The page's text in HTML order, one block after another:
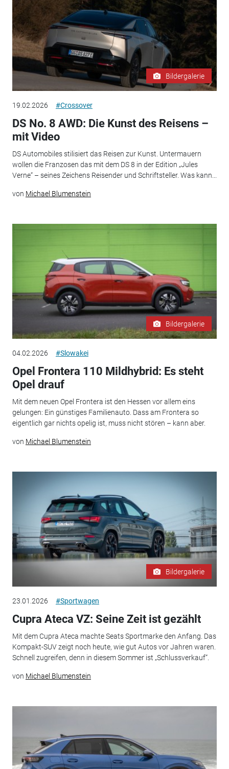
Bildergalerie
19.02.2026 #Crossover
DS No. 8 AWD: Die Kunst des Reisens –
mit Video
DS Automobiles stilisiert das Reisen zur Kunst. Untermauern
wollen die Franzosen das mit dem DS 8 in der Edition „Jules
Verne“ – seines Zeichens Reisender und Schriftsteller. Was kann...
von Michael Blumenstein
Bildergalerie
04.02.2026 #Slowakei
Opel Frontera 110 Mildhybrid: Es steht
Opel drauf
Mit dem neuen Opel Frontera ist den Hessen vor allem eins
gelungen: Ein günstiges Familienauto. Dass am Frontera so
eigentlich gar nichts opelig ist, muss nicht stören – kann aber.
von Michael Blumenstein
Bildergalerie
23.01.2026 #Sportwagen
Cupra Ateca VZ: Seine Zeit ist gezählt
Mit dem Cupra Ateca machte Seats Sportmarke den Anfang. Das
Kompakt-SUV zeigt noch heute, wie gut Autos vor Jahren waren.
Schnell zugreifen, denn in diesem Sommer ist „Schlussverkauf“.
von Michael Blumenstein